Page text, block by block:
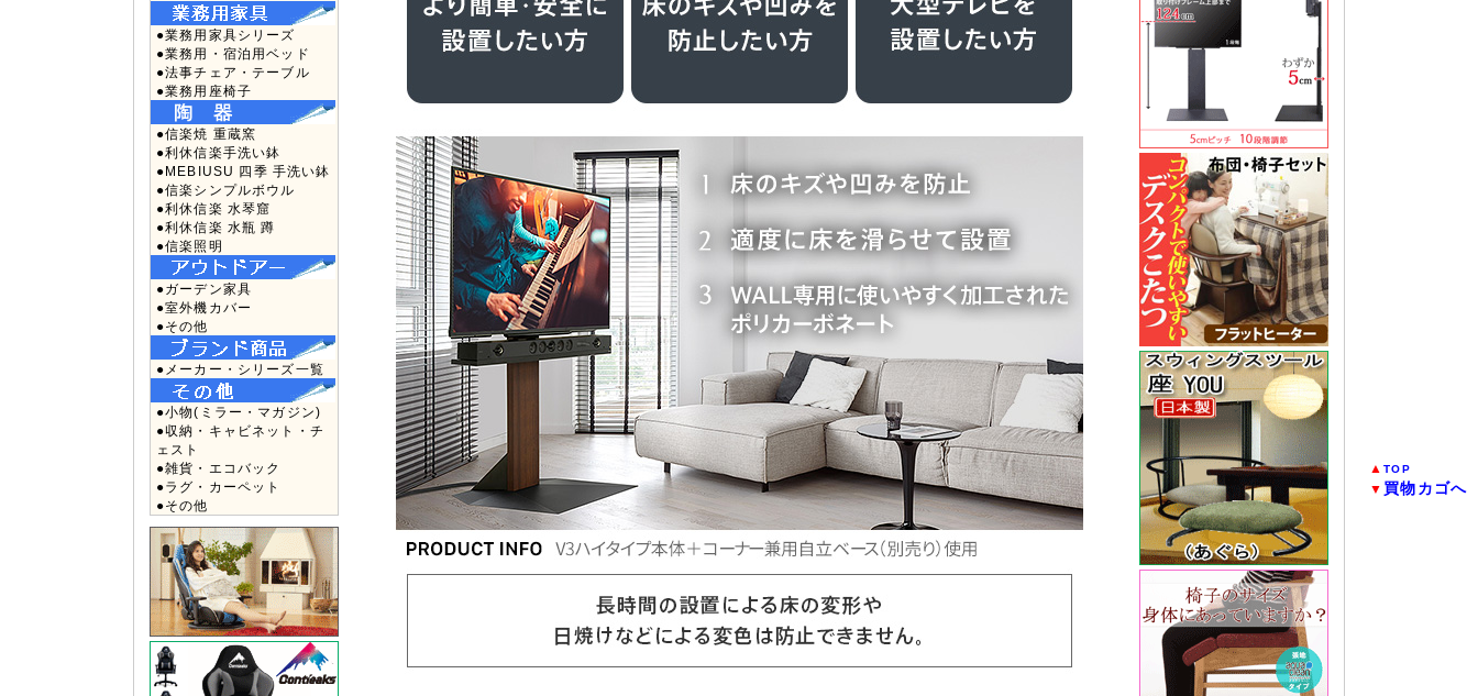
●業務用家具シリーズ
●業務用・宿泊用ベッド
●法事チェア・テーブル
●業務用座椅子
●信楽焼 重蔵窯
●利休信楽手洗い鉢
●MEBIUSU 四季 手洗い鉢
●信楽シンプルボウル
●利休信楽 水琴窟
●利休信楽 水瓶 蹲
●信楽照明
●ガーデン家具
●室外機カバー
●その他
●メーカー・シリーズ一覧
●小物(ミラー・マガジン)
●収納・キャビネット・チ
ェスト
●雑貨・エコバック
●ラグ・カーペット
●その他
▲TOP
▼ 買物カゴへ